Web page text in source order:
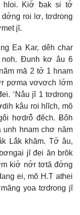
hloi. Kiơ̆ ƀak si tơ̆
roi lơ, tơdrong
jĭ.
Ea Kar, dêh char
Đunh kơ âu 6
mă 2 tơ̆ 1 hnam
pơma vơvơch lơ̆m
‘Nâu jĭ 1 tơdrong
kâu roi hlĭch, mŏ
hơdrô̆ đĕch. Ƀôh
hnam chơ năm
Lắk khăm. Tơ̆ âu,
jĭ đei ăn brŏk
kiơ̆ nơ̆r tơtă đơ̆ng
ei, mŏ H.T athei
yoa tơdrong jĭ